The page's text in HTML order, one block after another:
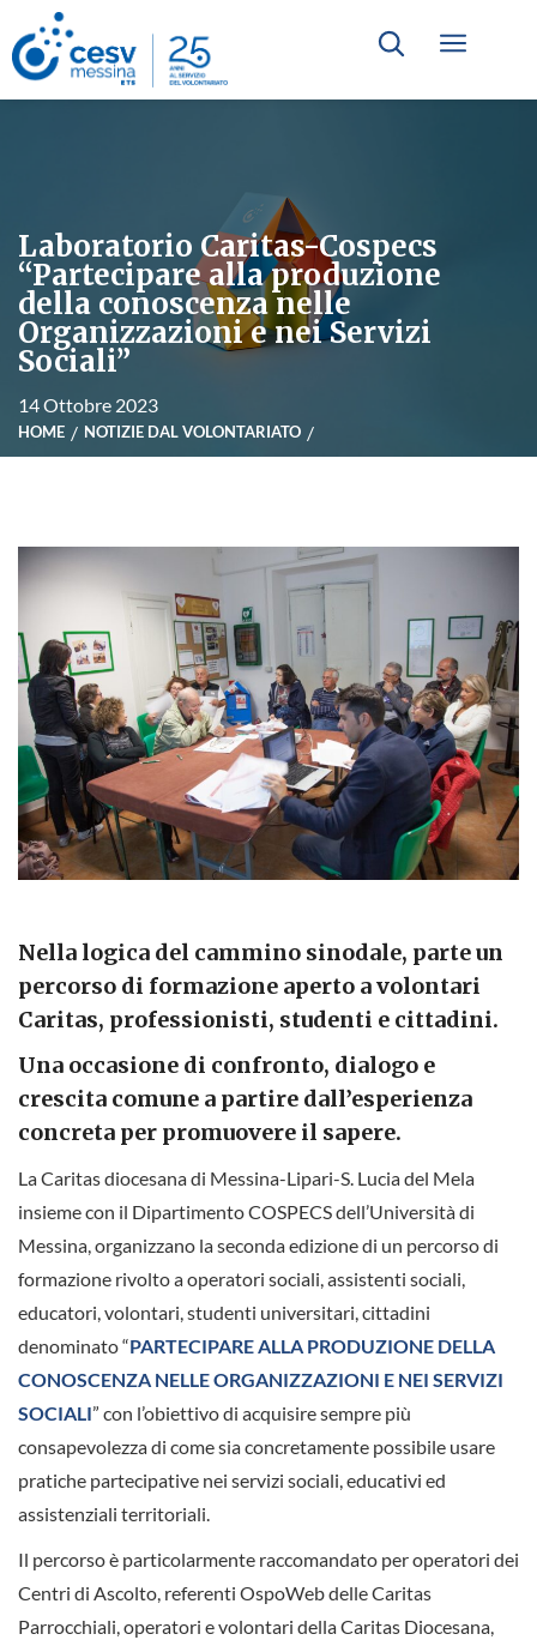
Laboratorio Caritas-Cospecs
“Partecipare alla produzione
della conoscenza nelle
Organizzazioni e nei Servizi
Sociali”
14 Ottobre 2023
HOME NOTIZIE DAL VOLONTARIATO
Nella logica del cammino sinodale, parte un
percorso di formazione aperto a volontari
Caritas, professionisti, studenti e cittadini.
Una occasione di confronto, dialogo e
crescita comune a partire dall’esperienza
concreta per promuovere il sapere.
La Caritas diocesana di Messina-Lipari-S. Lucia del Mela
insieme con il Dipartimento COSPECS dell’Università di
Messina, organizzano la seconda edizione di un percorso di
formazione rivolto a operatori sociali, assistenti sociali,
educatori, volontari, studenti universitari, cittadini
denominato “PARTECIPARE ALLA PRODUZIONE DELLA
CONOSCENZA NELLE ORGANIZZAZIONI E NEI SERVIZI
SOCIALI” con l’obiettivo di acquisire sempre più
consapevolezza di come sia concretamente possibile usare
pratiche partecipative nei servizi sociali, educativi ed
assistenziali territoriali.
Il percorso è particolarmente raccomandato per operatori dei
Centri di Ascolto, referenti OspoWeb delle Caritas
Parrocchiali, operatori e volontari della Caritas Diocesana,